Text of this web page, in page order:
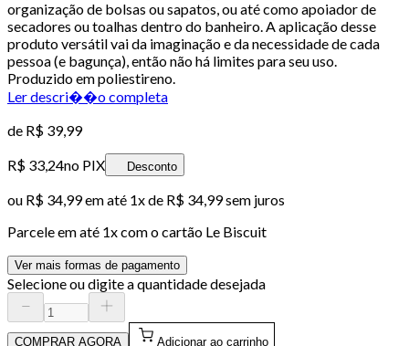
organização de bolsas ou sapatos, ou até como apoiador de
secadores ou toalhas dentro do banheiro. A aplicação desse
produto versátil vai da imaginação e da necessidade de cada
pessoa (e bagunça), então não há limites para seu uso.
Produzido em poliestireno.
Ler descri��o completa
de R$ 39,99
R$ 33,24no PIX Desconto
ou R$ 34,99em até 1x de R$ 34,99sem juros
Parcele em até 1x com o cartão Le Biscuit
Ver mais formas de pagamento
Selecione ou digite a quantidade desejada
COMPRAR AGORA Adicionar ao carrinho